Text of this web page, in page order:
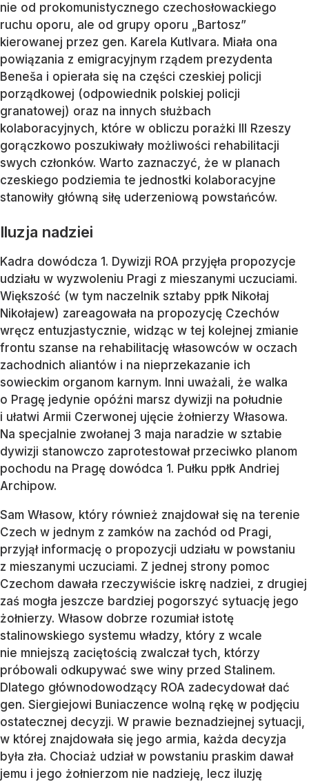
nie od prokomunistycznego czechosłowackiego
ruchu oporu, ale od grupy oporu „Bartosz”
kierowanej przez gen. Karela Kutlvara. Miała ona
powiązania z emigracyjnym rządem prezydenta
Beneša i opierała się na części czeskiej policji
porządkowej (odpowiednik polskiej policji
granatowej) oraz na innych służbach
kolaboracyjnych, które w obliczu porażki III Rzeszy
gorączkowo poszukiwały możliwości rehabilitacji
swych członków. Warto zaznaczyć, że w planach
czeskiego podziemia te jednostki kolaboracyjne
stanowiły główną siłę uderzeniową powstańców.
Iluzja nadziei
Kadra dowódcza 1. Dywizji ROA przyjęła propozycje
udziału w wyzwoleniu Pragi z mieszanymi uczuciami.
Większość (w tym naczelnik sztaby ppłk Nikołaj
Nikołajew) zareagowała na propozycję Czechów
wręcz entuzjastycznie, widząc w tej kolejnej zmianie
frontu szanse na rehabilitację własowców w oczach
zachodnich aliantów i na nieprzekazanie ich
sowieckim organom karnym. Inni uważali, że walka
o Pragę jedynie opóźni marsz dywizji na południe
i ułatwi Armii Czerwonej ujęcie żołnierzy Własowa.
Na specjalnie zwołanej 3 maja naradzie w sztabie
dywizji stanowczo zaprotestował przeciwko planom
pochodu na Pragę dowódca 1. Pułku ppłk Andriej
Archipow.
Sam Własow, który również znajdował się na terenie
Czech w jednym z zamków na zachód od Pragi,
przyjął informację o propozycji udziału w powstaniu
z mieszanymi uczuciami. Z jednej strony pomoc
Czechom dawała rzeczywiście iskrę nadziei, z drugiej
zaś mogła jeszcze bardziej pogorszyć sytuację jego
żołnierzy. Własow dobrze rozumiał istotę
stalinowskiego systemu władzy, który z wcale
nie mniejszą zaciętością zwalczał tych, którzy
próbowali odkupywać swe winy przed Stalinem.
Dlatego głównodowodzący ROA zadecydował dać
gen. Siergiejowi Buniaczence wolną rękę w podjęciu
ostatecznej decyzji. W prawie beznadziejnej sytuacji,
w której znajdowała się jego armia, każda decyzja
była zła. Chociaż udział w powstaniu praskim dawał
jemu i jego żołnierzom nie nadzieję, lecz iluzję